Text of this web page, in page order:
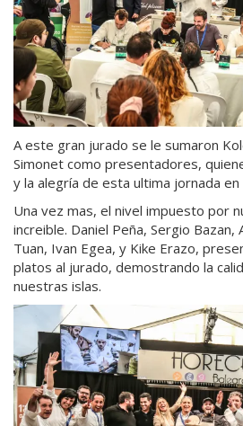
A este gran jurado se le sumaron
Simonet como presentadores,
y la alegría de esta ultima jornada en
Una vez mas, el nivel impuesto por
increible. Daniel Peña, Sergio Bazan,
Tuan, Ivan Egea, y Kike Erazo,
platos al jurado, demostrando la
nuestras islas.